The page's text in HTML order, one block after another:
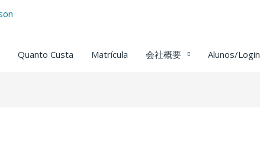
Quanto Custa Matrícula 会社概要 Alunos/Login